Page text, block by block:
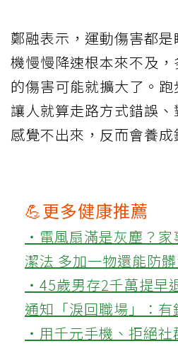
鄭融表示，運動傷害都
機慢慢降速根本來不及
的傷害可能就擴大了。跑
讓人就算走路方式錯誤
感覺不出來，反而會養成
💪更多健康推薦
‧電風扇滿是灰塵？
潔法 多加一物還能防
‧45歲男存2千萬提早
通知「淚回職場」：有
‧用千元手機、拒絕